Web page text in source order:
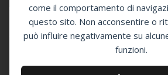
come il comportamento di
questo sito. Non acconsentire o
può influire negativamente su
funzioni.
GET SOCIAL
© 2024 Sunnext